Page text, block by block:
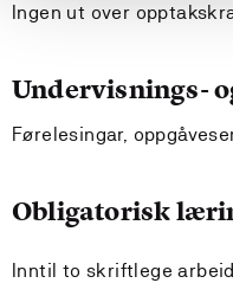
Ingen ut over
Undervisnings-
Førelesingar,
Obligatorisk
Inntil to skriftlege